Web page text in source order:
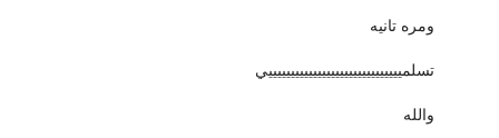
ومره تانيه
تسلمييييييييييييييييييييييييييييييي
والله